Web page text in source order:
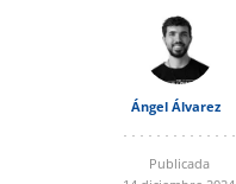
Ángel Álvarez
Publicada